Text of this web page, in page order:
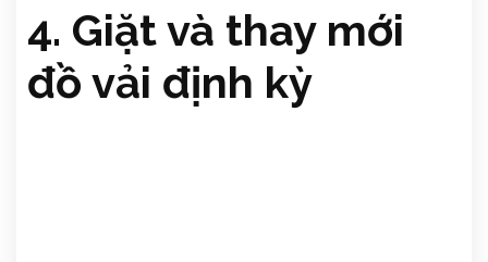
4. Giặt và thay mới
đồ vải định kỳ